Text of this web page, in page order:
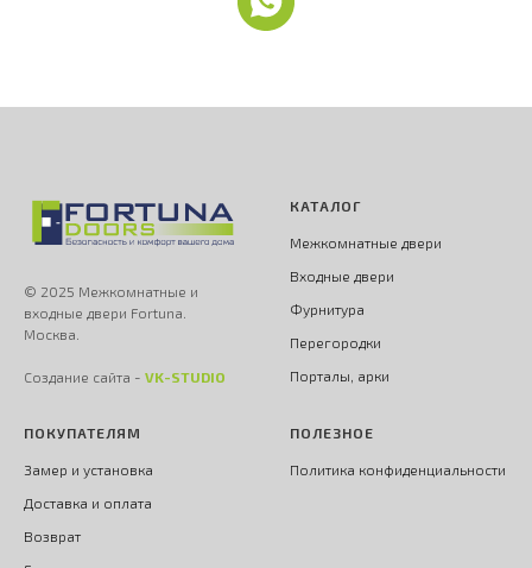
© 2025 Межкомнатные и
входные двери Fortuna.
Москва.
Создание сайта - VK-STUDIO
КАТАЛОГ
Межкомнатные двери
Входные двери
Фурнитура
Перегородки
Порталы, арки
ПОКУПАТЕЛЯМ
Замер и установка
Доставка и оплата
Возврат
ПОЛЕЗНОЕ
Политика конфиденциальности